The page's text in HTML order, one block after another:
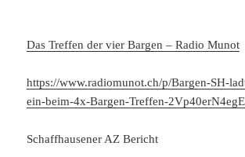
Das Treffen der vier Bargen – Radio Munot
https://www.radiomunot.ch/p/Bargen-SH-
ein-beim-4x-Bargen-Treffen-
Schaffhausener AZ Bericht